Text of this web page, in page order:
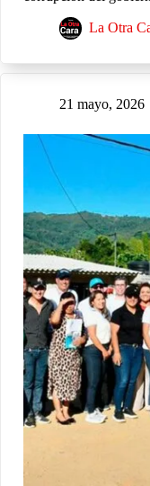
La Otra
21 mayo, 2026